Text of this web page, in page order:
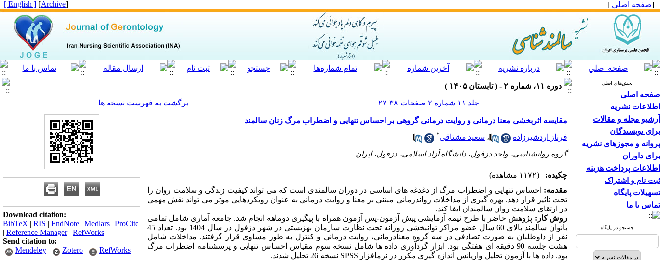
[صفحه اصلی ]
[
Archive
]
[ English ]
بخش‌های اصلی
صفحه اصلی
اطلاعات نشریه
آرشیو مجله و مقالات
برای نویسندگان
پروانه و مجوزهای نشریه
برای داوران
اطلاعات پرداخت هزینه
ثبت نام و اشتراک
تسهیلات پایگاه
تماس با ما
جستجو در پایگاه
دوره ۱۱، شماره ۲ - ( تابستان ۱۴۰۵ )
جلد ۱۱ شماره ۲ صفحات ۳۸-۲۷
برگشت به فهرست نسخه ها
مقایسه اثربخشی معنا درمانی و روایت درمانی گروهی بر احساس تنهایی و اضطراب مرگ زنان سالمند
فرناز اردشیرزاده ، سعید مشتاقی*
گروه روانشناسی، واحد دزفول، دانشگاه آزاد اسلامی، دزفول، ایران.
چکیده:
(۱۱۷۲ مشاهده)
مقدمه: احساس تنهایی و اضطراب مرگ از دغدغه­ های اساسی در دوران سالمندی است که می ­تواند کیفیت زندگی و سلامت روان را
تحت تاثیر قرار دهد. بهره­ گیری از مداخلات روان­درمانی مبتنی بر معنا و روایت­ درمانی به عنوان رویکردهایی موثر می­ تواند نقش مهمی
در ارتقای سلامت روان سالمندان ایفا کند.
روش­ کار: پژوهش حاضر با طرح نیمه ­آزمایشی پیش ­آزمون-پس­ آزمون همراه با پیگیری دوماهه انجام شد. جامعه آماری شامل تمامی
بانوان سالمند بالای 60 سال عضو
مراکز توانبخشی روزانه تحت نظارت سازمان بهزیستی در
شهر دزفول در سال 1404 بود. تعداد 45
نفر از داوطلبان به صورت تصادفی در سه گروه معنادرمانی، روایت­ درمانی و کنترل به طور مساوی قرار گرفتند. مداخلات شامل
هشت جلسه 90 دقیقه­­ ای هفتگی بود. ابزار گردآوری داده ­ها شامل نسخه سوم مقیاس احساس تنهایی و پرسش­نامه اضطراب مرگ
بود. داده ­ها با آزمون تحلیل واریانس اندازه­ گیری مکرر در نرم­افزار SPSS نسخه 26 تحلیل شدند.
Download citation:
BibTeX | RIS | EndNote | Medlars | ProCite
| Reference Manager| RefWorks
Send citation to:
Mendeley
Zotero RefWorks